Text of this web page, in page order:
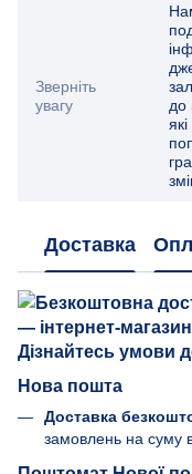
Зверніть
увагу
до
Доставка
Нова пошта
Доставка
замовлень на суму